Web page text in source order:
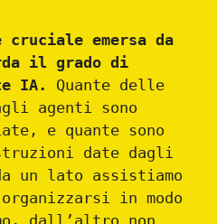
cruciale emersa da
il grado di
IA.
Quante delle
agenti sono
e quante sono
date dagli
un lato assistiamo
in modo
dall’altro non